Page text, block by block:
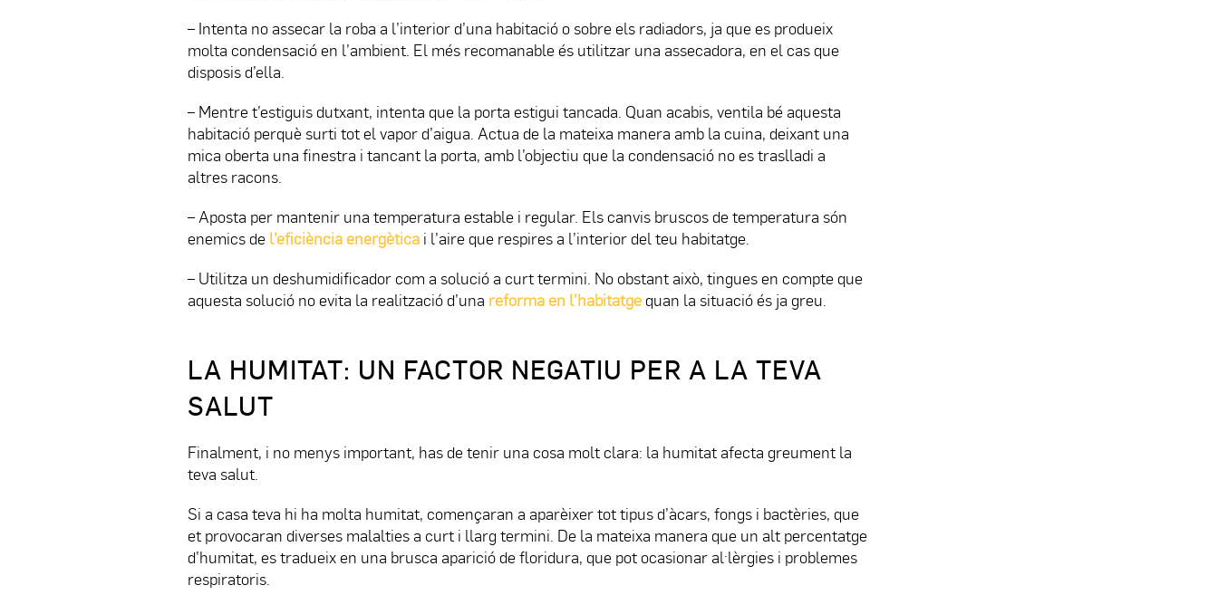
– Intenta no assecar la roba a l’interior d’una habitació o sobre els radiadors, ja que es produeix
molta condensació en l’ambient. El més recomanable és utilitzar una assecadora, en el cas que
disposis d’ella.
– Mentre t’estiguis dutxant, intenta que la porta estigui tancada. Quan acabis, ventila bé aquesta
habitació perquè surti tot el vapor d’aigua. Actua de la mateixa manera amb la cuina, deixant una
mica oberta una finestra i tancant la porta, amb l’objectiu que la condensació no es traslladi a
altres racons.
– Aposta per mantenir una temperatura estable i regular. Els canvis bruscos de temperatura són
enemics de l’eficiència energètica i l’aire que respires a l’interior del teu habitatge.
– Utilitza un deshumidificador com a solució a curt termini. No obstant això, tingues en compte que
aquesta solució no evita la realització d’una reforma en l’habitatge quan la situació és ja greu.
LA HUMITAT: UN FACTOR NEGATIU PER A LA TEVA
SALUT
Finalment, i no menys important, has de tenir una cosa molt clara: la humitat afecta greument la
teva salut.
Si a casa teva hi ha molta humitat, començaran a aparèixer tot tipus d’àcars, fongs i bactèries, que
et provocaran diverses malalties a curt i llarg termini. De la mateixa manera que un alt percentatge
d’humitat, es tradueix en una brusca aparició de floridura, que pot ocasionar al·lèrgies i problemes
respiratoris.